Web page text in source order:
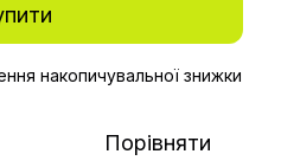
накопичувальної знижки
Порівняти